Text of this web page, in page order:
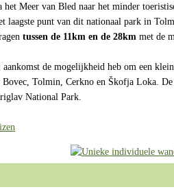
het Meer van Bled naar het minder
laagste punt van dit nationaal park in
tussen de 11km en de 28km met de
de mogelijkheid heb om een
Tolmin, Cerkno en Škofja Loka. De
National Park.